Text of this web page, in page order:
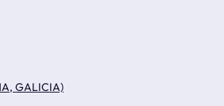
GALICIA)